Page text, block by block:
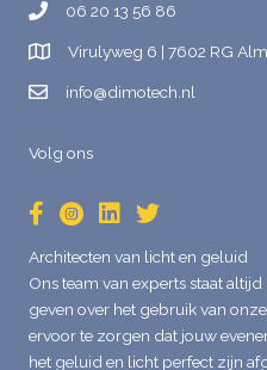
06 20 13 56 86
Virulyweg 6 | 7602 RG
info@dimotech.nl
Volg ons
Architecten van licht en geluid
Ons team van experts staat
geven over het gebruik van
ervoor te zorgen dat jouw
het geluid en licht perfect zijn